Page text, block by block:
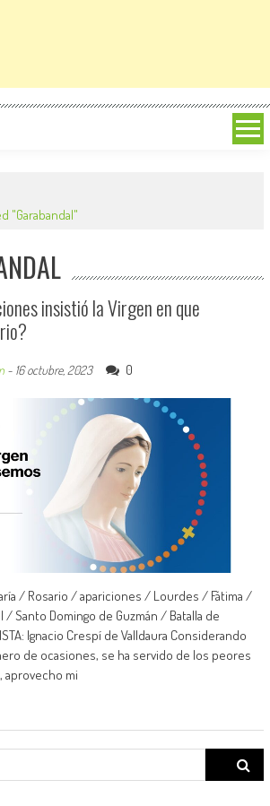
"Garabandal"
insistió la Virgen en que
- 16 octubre, 2023 0
/ Rosario / apariciones / Lourdes / Fátima /
/ Santo Domingo de Guzmán / Batalla de
Ignacio Crespí de Valldaura Considerando
de ocasiones, se ha servido de los peores
aprovecho mi
Search
for: